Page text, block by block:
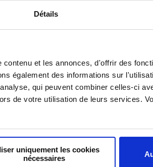
Détails
et les annonces, d'offrir des
également des informations sur
qui peuvent combiner celles-ci
de votre utilisation de leurs services.
uniquement les cookies
nécessaires